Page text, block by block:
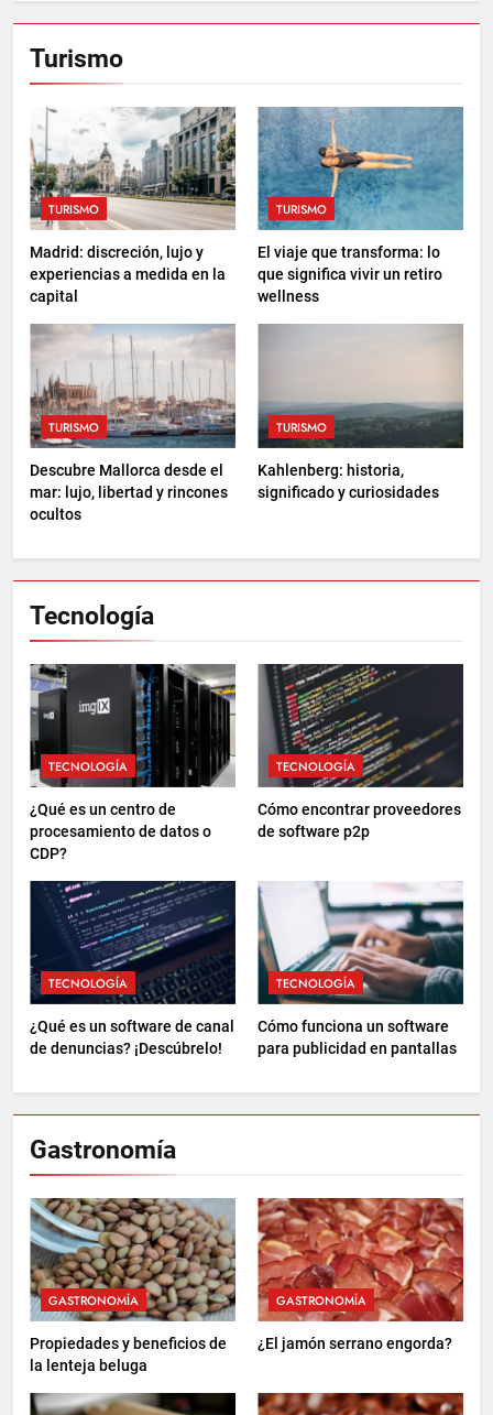
Turismo
TURISMO
Madrid: discreción, lujo y
experiencias a medida en la
capital
TURISMO
El viaje que transforma: lo
que significa vivir un retiro
wellness
TURISMO
Descubre Mallorca desde el
mar: lujo, libertad y rincones
ocultos
TURISMO
Kahlenberg: historia,
significado y curiosidades
Tecnología
TECNOLOGÍA
¿Qué es un centro de
procesamiento de datos o
CDP?
TECNOLOGÍA
Cómo encontrar proveedores
de software p2p
TECNOLOGÍA
¿Qué es un software de canal
de denuncias? ¡Descúbrelo!
TECNOLOGÍA
Cómo funciona un software
para publicidad en pantallas
Gastronomía
GASTRONOMÍA
Propiedades y beneficios de
la lenteja beluga
GASTRONOMÍA
¿El jamón serrano engorda?